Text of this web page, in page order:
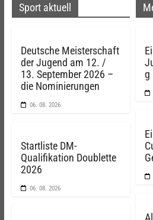
Sport aktuell
Deutsche Meisterschaft
der Jugend am 12. /
13. September 2026 –
die Nominierungen
06. 08. 2026
Startliste DM-
Qualifikation Doublette
2026
06. 08. 2026
g